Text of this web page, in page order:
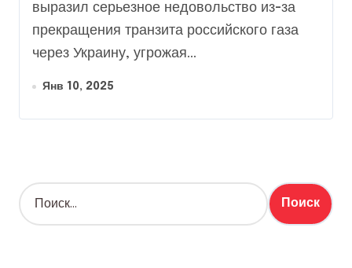
выразил серьезное недовольство из-за
прекращения транзита российского газа
через Украину, угрожая...
Янв 10, 2025
Н
а